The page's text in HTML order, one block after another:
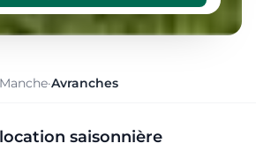
Manche·Avranches
saisonnière